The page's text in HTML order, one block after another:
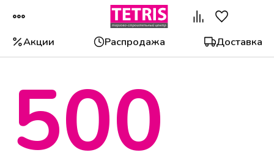
Акции Распродажа Доставка
500